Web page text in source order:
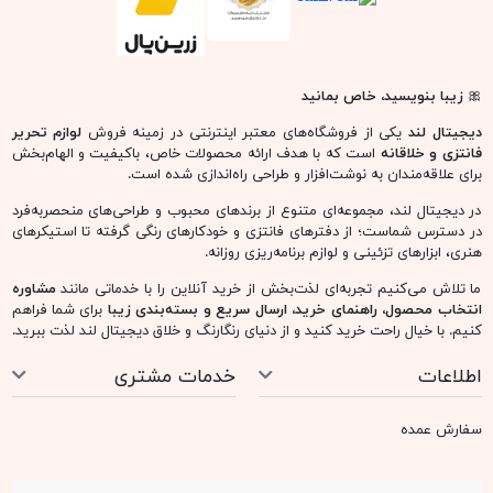
🎀زیبا بنویسید، خاص بمانید
دیجیتال لند یکی از فروشگاه‌های معتبر اینترنتی در زمینه فروش لوازم تحریر
فانتزی و خلاقانه است که با هدف ارائه محصولات خاص، باکیفیت و الهام‌بخش
برای علاقه‌مندان به نوشت‌افزار و طراحی راه‌اندازی شده است.
در دیجیتال لند، مجموعه‌ای متنوع از برندهای محبوب و طراحی‌های منحصربه‌فرد
در دسترس شماست؛ از دفترهای فانتزی و خودکارهای رنگی گرفته تا استیکرهای
هنری، ابزارهای تزئینی و لوازم برنامه‌ریزی روزانه.
ما تلاش می‌کنیم تجربه‌ای لذت‌بخش از خرید آنلاین را با خدماتی مانندمشاوره
انتخاب محصول، راهنمای خرید، ارسال سریع و بسته‌بندی زیبا برای شما فراهم
کنیم. با خیال راحت خرید کنید و از دنیای رنگارنگ و خلاق دیجیتال لند لذت ببرید.
اطلاعات خدمات مشتری
سفارش عمده